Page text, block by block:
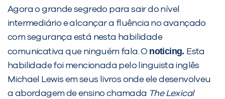
Agora o grande segredo para sair do nível
intermediário e alcançar a fluência no avançado
com segurança está nesta habilidade
comunicativa que ninguém fala. O noticing. Esta
habilidade foi mencionada pelo linguista inglês
Michael Lewis em seus livros onde ele desenvolveu
a abordagem de ensino chamada The Lexical